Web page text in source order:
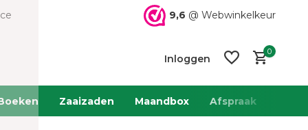
9,6 @ Webwinkelkeur
Inloggen
0
Zaaizaden Maandbox Afspraak